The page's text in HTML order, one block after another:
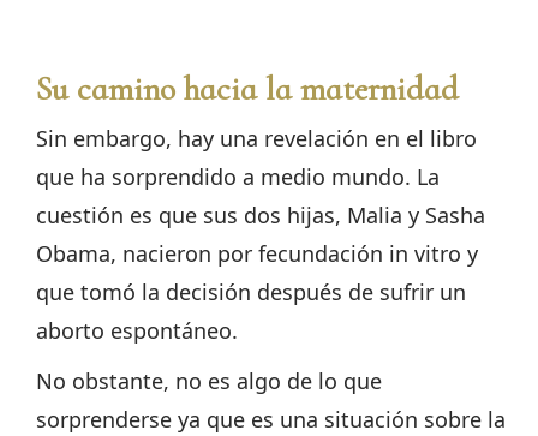
Su camino hacia la maternidad
Sin embargo, hay una revelación en el libro
que ha sorprendido a medio mundo. La
cuestión es que sus dos hijas, Malia y Sasha
Obama, nacieron por fecundación in vitro y
que tomó la decisión después de sufrir un
aborto espontáneo.
No obstante, no es algo de lo que
sorprenderse ya que es una situación sobre la